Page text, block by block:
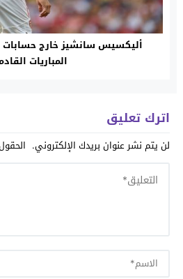
أليكسيس سانشيز خارج حسابات
المباريات
اترك تعليق
لن يتم نشر عنوان بريدك الإلكتروني.